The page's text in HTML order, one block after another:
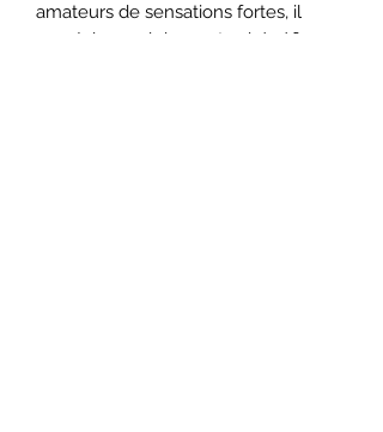
amateurs de sensations fortes, il
possède aussi des vertus bénéfiques